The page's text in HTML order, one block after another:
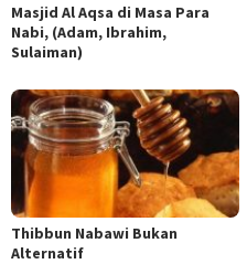
Masjid Al Aqsa di Masa Para
Nabi, (Adam, Ibrahim,
Sulaiman)
Thibbun Nabawi Bukan
Alternatif